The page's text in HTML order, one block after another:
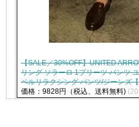
【SALE／30%OFF】UNITED
リング ソラーロ 1プリーツ パンツ
ベルリラクシング パンツ/ジーンズ
価格：9828円（税込、送料無料)